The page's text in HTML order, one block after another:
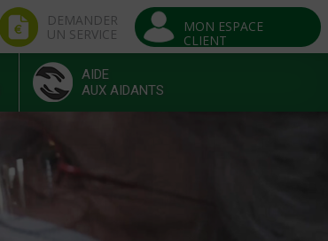
DEMANDER
UN SERVICE
MON ESPACE
CLIENT
AIDE
AUX AIDANTS